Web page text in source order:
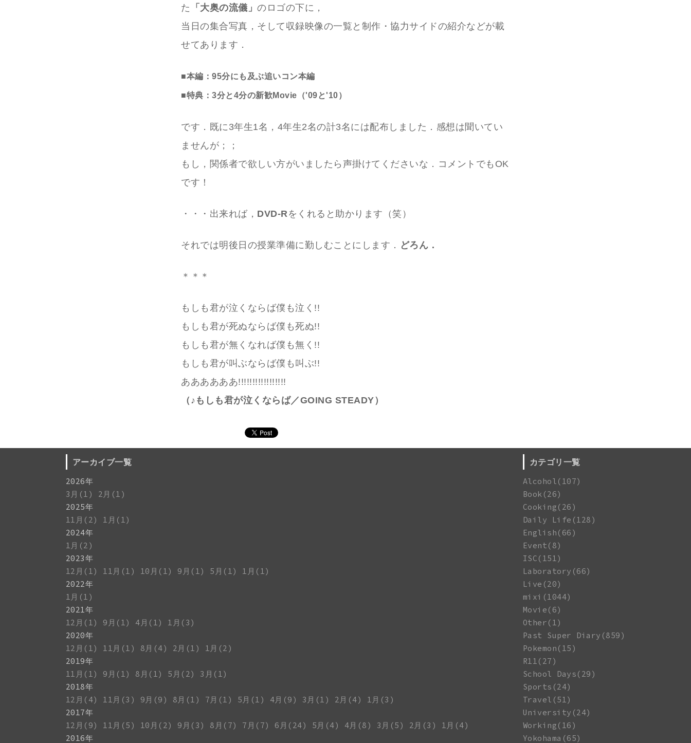
た
「大奥の流儀」 のロゴの下に，
当日の集合写真，そして収録映像の一覧と制作・協力サイドの紹介などが載
せてあります．
■本編：95分にも及ぶ追いコン本編
■特典：3分と4分の新歓Movie（'09と'10）
です．既に3年生1名，4年生2名の計3名には配布しました．感想は聞いてい
ませんが；；
もし，関係者で欲しい方がいましたら声掛けてくださいな．コメントでもOK
です！
・・・出来れば， DVD-Rをくれると助かります（笑）
それでは明後日の授業準備に勤しむことにします． どろん．
＊＊＊
もしも君が泣くならば僕も泣く!!
もしも君が死ぬならば僕も死ぬ!!
もしも君が無くなれば僕も無く!!
もしも君が叫ぶならば僕も叫ぶ!!
ああああああ!!!!!!!!!!!!!!!!!
（♪もしも君が泣くならば／GOING STEADY）
アーカイブ一覧
2026年
3月(1)
2月(1)
2025年
11月(2)
1月(1)
2024年
1月(2)
2023年
12月(1)
11月(1) 10月(1) 9月(1) 5月(1)
1月(1)
2022年
1月(1)
2021年
12月(1)
9月(1) 4月(1)
1月(3)
2020年
12月(1)
11月(1) 8月(4) 2月(1)
1月(2)
2019年
11月(1)
9月(1) 8月(1) 5月(2)
3月(1)
2018年
12月(4)
11月(3) 9月(9) 8月(1) 7月(1) 5月(1) 4月(9) 3月(1) 2月(4)
1月(3)
2017年
12月(9)
11月(5) 10月(2) 9月(3) 8月(7) 7月(7) 6月(24) 5月(4) 4月(8) 3月(5) 2月(3)
1月(4)
2016年
カテゴリ一覧
Alcohol(107)
Book(26)
Cooking(26)
Daily Life(128)
English(66)
Event(8)
ISC(151)
Laboratory(66)
Live(20)
mixi(1044)
Movie(6)
Other(1)
Past Super Diary(859)
Pokemon(15)
R11(27)
School Days(29)
Sports(24)
Travel(51)
University(24)
Working(16)
Yokohama(65)